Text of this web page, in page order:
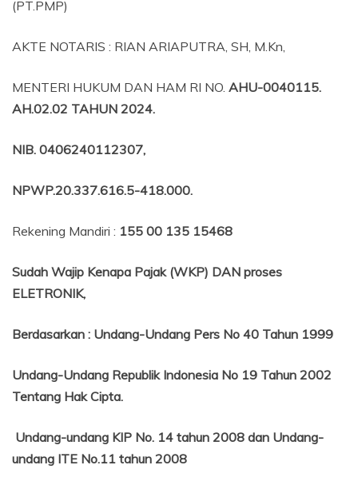
(PT.PMP)
AKTE NOTARIS : RIAN ARIAPUTRA, SH, M.Kn,
MENTERI HUKUM DAN HAM RI NO. AHU-0040115.
AH.02.02 TAHUN 2024.
NIB. 0406240112307,
NPWP.20.337.616.5-418.000.
Rekening Mandiri : 155 00 135 15468
Sudah Wajip Kenapa Pajak (WKP) DAN proses
ELETRONIK,
Berdasarkan : Undang-Undang Pers No 40 Tahun 1999
Undang-Undang Republik Indonesia No 19 Tahun 2002
Tentang Hak Cipta.
Undang-undang KIP No. 14 tahun 2008 dan Undang-
undang ITE No.11 tahun 2008